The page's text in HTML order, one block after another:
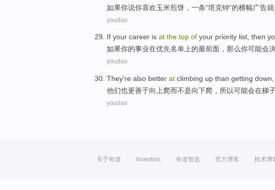
如果你说你喜欢玉米煎饼 ， 一条“塔克钟”的横幅广告
youdao
If your career is at the top of your priority list, then
如果你的事业在优先名单上的最前面， 那么你可能会
youdao
They're also better at climbing up than getting down
他们也更善于向上爬而不是向下爬， 所以可能会在梯
youdao
关于有道 Investors 有道智选 官方博客 技术博